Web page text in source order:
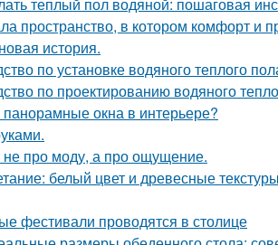
пространство, в котором комфорт и
история.
по установке водяного теплого
по проектированию водяного
окна в интерьере?
не про моду, а про ощущение.
белый цвет и древесные
фестивали проводятся в столице